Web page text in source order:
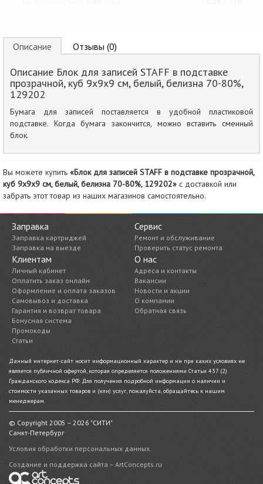
Описание Отзывы (0)
Описание Блок для записей STAFF в подставке
прозрачной, куб 9х9х9 см, белый, белизна 70-80%,
129202
Бумага для записей поставляется в удобной пластиковой
подставке. Когда бумага закончится, можно вставить сменный
блок.
Вы можете купить «Блок для записей STAFF в подставке прозрачной,
куб 9х9х9 см, белый, белизна 70-80%, 129202» с доставкой или
забрать этот товар из наших магазинов самостоятельно.
Заправка
Заправка картриджей
Заправка на выезде
Сервис
Ремонт и обслуживание
Проверить статус ремонта
Клиентам
Личный кабинет
Оплатить заказ онлайн
Оформление и оплата заказов
Самовывоз и доставка
Гарантия и возврат товара
Бонусная система
Промокоды
Статьи
О нас
Адреса и контакты
Вакансии
Новости и акции
О компании
Обратная связь
Данный интернет-сайт носит информационный характер и ни при каких условиях не
является публичной офертой, которая определяется положениями Статьи 437 (2)
Гражданского кодекса РФ. Для получения подробной информации о наличии и
стоимости указанных товаров и (или) услуг, пожалуйста, обращайтесь к нашим
менеджерам.
© Copyright 2005 – 2026 "СИТИ"
Санкт-Петербург
Условия обработки персональных данных.
Создание и поддержка сайта – ArtConcepts.ru